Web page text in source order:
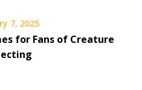
7, 2025
for Fans of Creature